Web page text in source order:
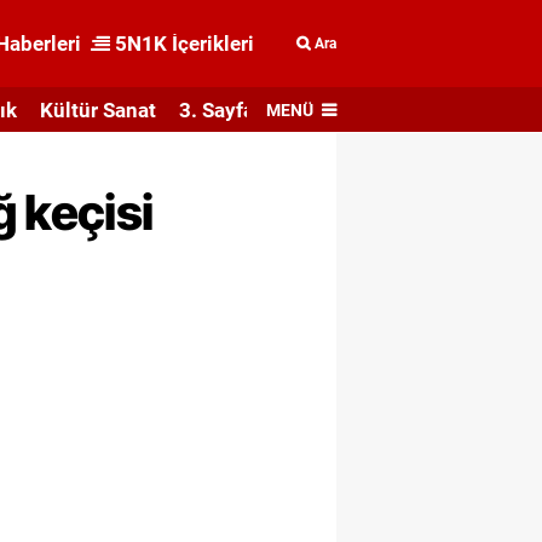
5N1K İçerikleri Ara
Kültür Sanat 3. Sayfa MENÜ
keçisi